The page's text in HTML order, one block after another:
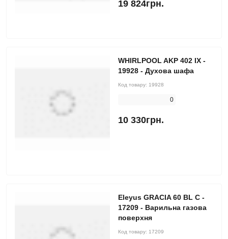
19 824грн.
WHIRLPOOL AKP 402 IX -
19928 - Духова шафа
Код товару: 19928
0
10 330грн.
Eleyus GRACIA 60 BL C -
17209 - Варильна газова
поверхня
Код товару: 17209